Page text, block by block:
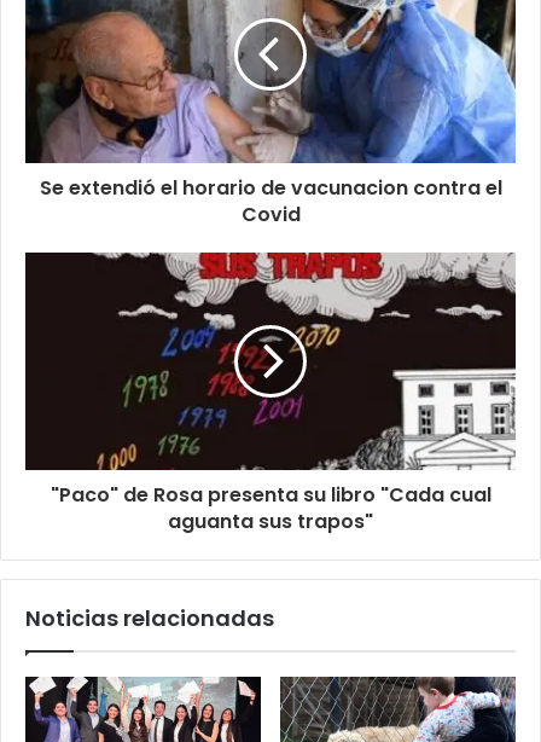
Se extendió el horario de vacunacion contra el
Covid
"Paco" de Rosa presenta su libro "Cada cual
aguanta sus trapos"
Noticias relacionadas